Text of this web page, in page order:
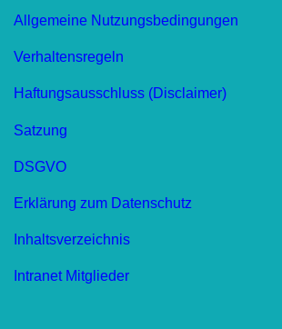
Allgemeine Nutzungsbedingungen
Verhaltensregeln
Haftungsausschluss (Disclaimer)
Satzung
DSGVO
Erklärung zum Datenschutz
Inhaltsverzeichnis
Intranet Mitglieder